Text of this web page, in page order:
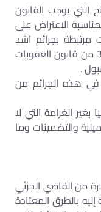
التي يوجب القانون
الاعتراض على
مرتبطة بجرائم اشد
ارتباطا بالمعنى المقصود بنص المادة 32 من قانون العقوبات
.
في هذه الجرائم من
بغير الغرامة التي لا
والتضمينات وما
من القاضي الجزئي
بالطرق المعتادة